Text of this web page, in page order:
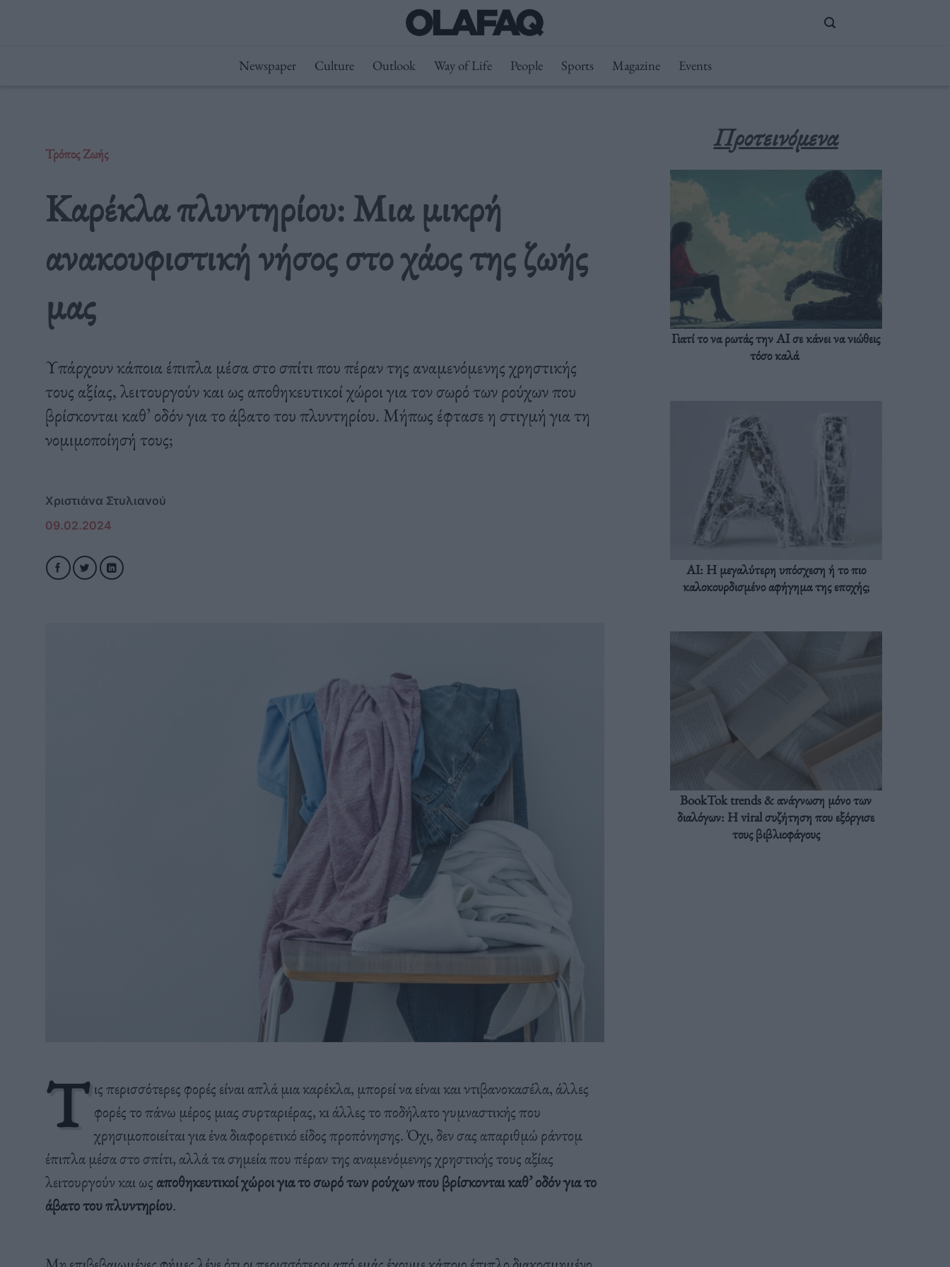
Newspaper Culture Outlook Way of Life People Sports Magazine Events
Τρόπος Ζωής
Καρέκλα πλυντηρίου: Μια μικρή
ανακουφιστική νήσος στο χάος της ζωής
μας
Υπάρχουν κάποια έπιπλα μέσα στο σπίτι που πέραν της αναμενόμενης χρηστικής
τους αξίας, λειτουργούν και ως αποθηκευτικοί χώροι για τον σωρό των ρούχων που
βρίσκονται καθ’ οδόν για το άβατο του πλυντηρίου. Μήπως έφτασε η στιγμή για τη
νομιμοποίησή τους;
Χριστιάνα Στυλιανού
09.02.2024
Τ ις περισσότερες φορές είναι απλά μια καρέκλα, μπορεί να είναι και ντιβανοκασέλα, άλλες
φορές το πάνω μέρος μιας συρταριέρας, κι άλλες το ποδήλατο γυμναστικής που
χρησιμοποιείται για ένα διαφορετικό είδος προπόνησης. Όχι, δεν σας απαριθμώ ράντομ
έπιπλα μέσα στο σπίτι, αλλά τα σημεία που πέραν της αναμενόμενης χρηστικής τους αξίας
λειτουργούν και ως αποθηκευτικοί χώροι για το σωρό των ρούχων που βρίσκονται καθ’ οδόν για το
άβατο του πλυντηρίου.
Προτεινόμενα
Γιατί το να ρωτάς την AI σε κάνει να νιώθεις
τόσο καλά
AI: Η μεγαλύτερη υπόσχεση ή το πιο
καλοκουρδισμένο αφήγημα της εποχής;
BookTok trends & ανάγνωση μόνο των
διαλόγων: Η viral συζήτηση που εξόργισε
τους βιβλιοφάγους